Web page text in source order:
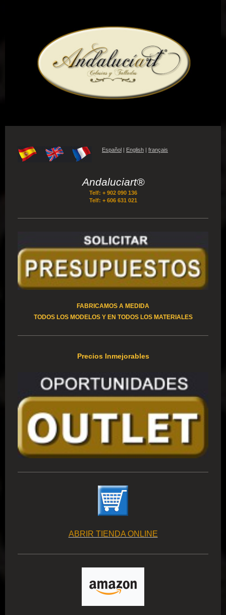
Español | English | français
Andaluciart®
Telf: + 902 090 136
Telf: + 606 631 021
FABRICAMOS A MEDIDA
TODOS LOS MODELOS Y EN TODOS LOS MATERIALES
Precios Inmejorables
ABRIR TIENDA ONLINE